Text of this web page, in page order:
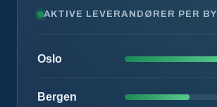
AKTIVE LEVERANDØRER PER BY
Oslo
Bergen